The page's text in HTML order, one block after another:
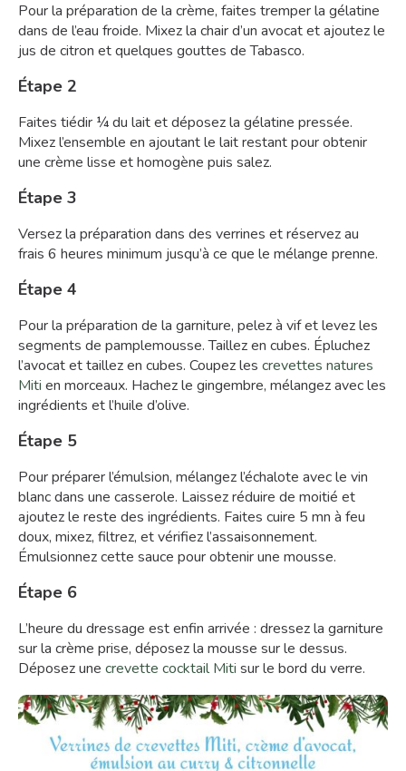
Pour la préparation de la crème, faites tremper la gélatine
dans de l’eau froide. Mixez la chair d’un avocat et ajoutez le
jus de citron et quelques gouttes de Tabasco.
Étape 2
Faites tiédir ¼ du lait et déposez la gélatine pressée.
Mixez l’ensemble en ajoutant le lait restant pour obtenir
une crème lisse et homogène puis salez.
Étape 3
Versez la préparation dans des verrines et réservez au
frais 6 heures minimum jusqu’à ce que le mélange prenne.
Étape 4
Pour la préparation de la garniture, pelez à vif et levez les
segments de pamplemousse. Taillez en cubes. Épluchez
l’avocat et taillez en cubes. Coupez les crevettes natures
Miti en morceaux. Hachez le gingembre, mélangez avec les
ingrédients et l’huile d’olive.
Étape 5
Pour préparer l’émulsion, mélangez l’échalote avec le vin
blanc dans une casserole. Laissez réduire de moitié et
ajoutez le reste des ingrédients. Faites cuire 5 mn à feu
doux, mixez, filtrez, et vérifiez l’assaisonnement.
Émulsionnez cette sauce pour obtenir une mousse.
Étape 6
L’heure du dressage est enfin arrivée : dressez la garniture
sur la crème prise, déposez la mousse sur le dessus.
Déposez une crevette cocktail Miti sur le bord du verre.